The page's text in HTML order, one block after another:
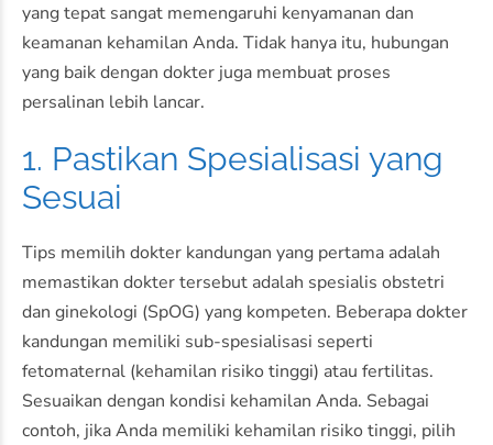
yang tepat sangat memengaruhi kenyamanan dan
keamanan kehamilan Anda. Tidak hanya itu, hubungan
yang baik dengan dokter juga membuat proses
persalinan lebih lancar.
1. Pastikan Spesialisasi yang
Sesuai
Tips memilih dokter kandungan yang pertama adalah
memastikan dokter tersebut adalah spesialis obstetri
dan ginekologi (SpOG) yang kompeten. Beberapa dokter
kandungan memiliki sub-spesialisasi seperti
fetomaternal (kehamilan risiko tinggi) atau fertilitas.
Sesuaikan dengan kondisi kehamilan Anda. Sebagai
contoh, jika Anda memiliki kehamilan risiko tinggi, pilih